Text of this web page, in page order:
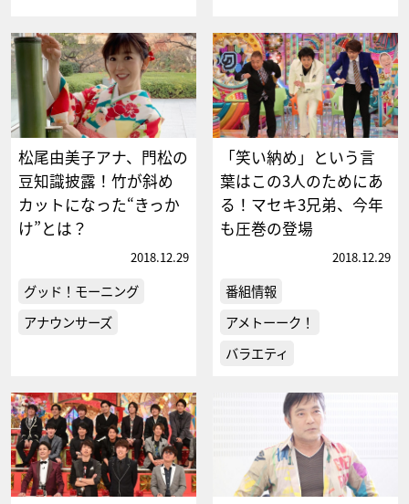
松尾由美子アナ、門松の
豆知識披露！竹が斜め
カットになった“きっか
け”とは？
2018.12.29
グッド！モーニング
アナウンサーズ
「笑い納め」という言
葉はこの3人のためにあ
る！マセキ3兄弟、今年
も圧巻の登場
2018.12.29
番組情報
アメトーーク！
バラエティ